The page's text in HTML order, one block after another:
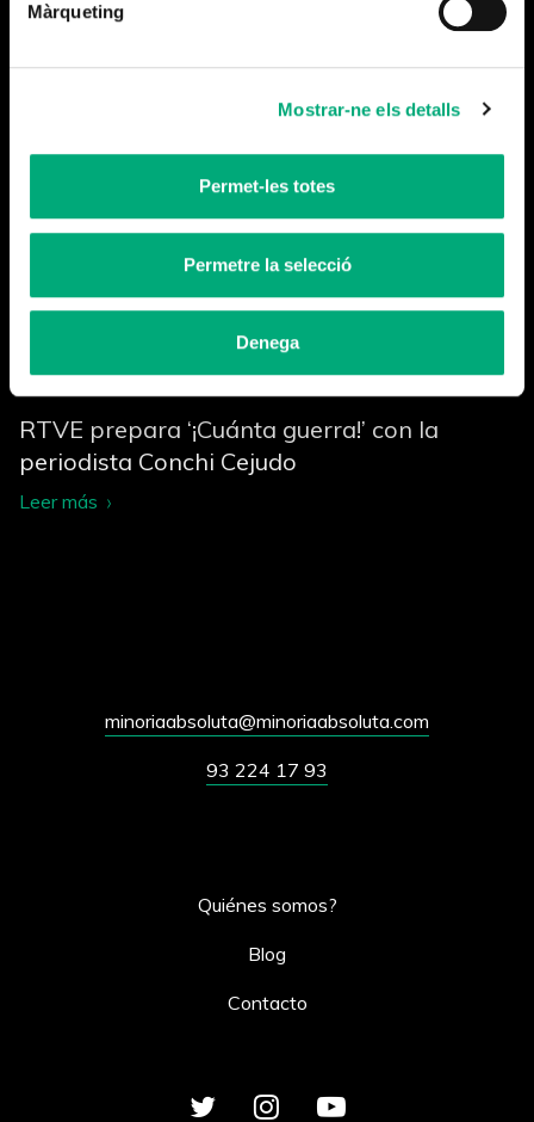
Màrqueting
Mostrar-ne els detalls
Permet-les totes
Permetre la selecció
Denega
Cerramos la temporada
Leer más
RTVE prepara ‘¡Cuánta guerra!’ con la
periodista Conchi Cejudo
Leer más
minoriaabsoluta@minoriaabsoluta.com
93 224 17 93
Quiénes somos?
Blog
Contacto